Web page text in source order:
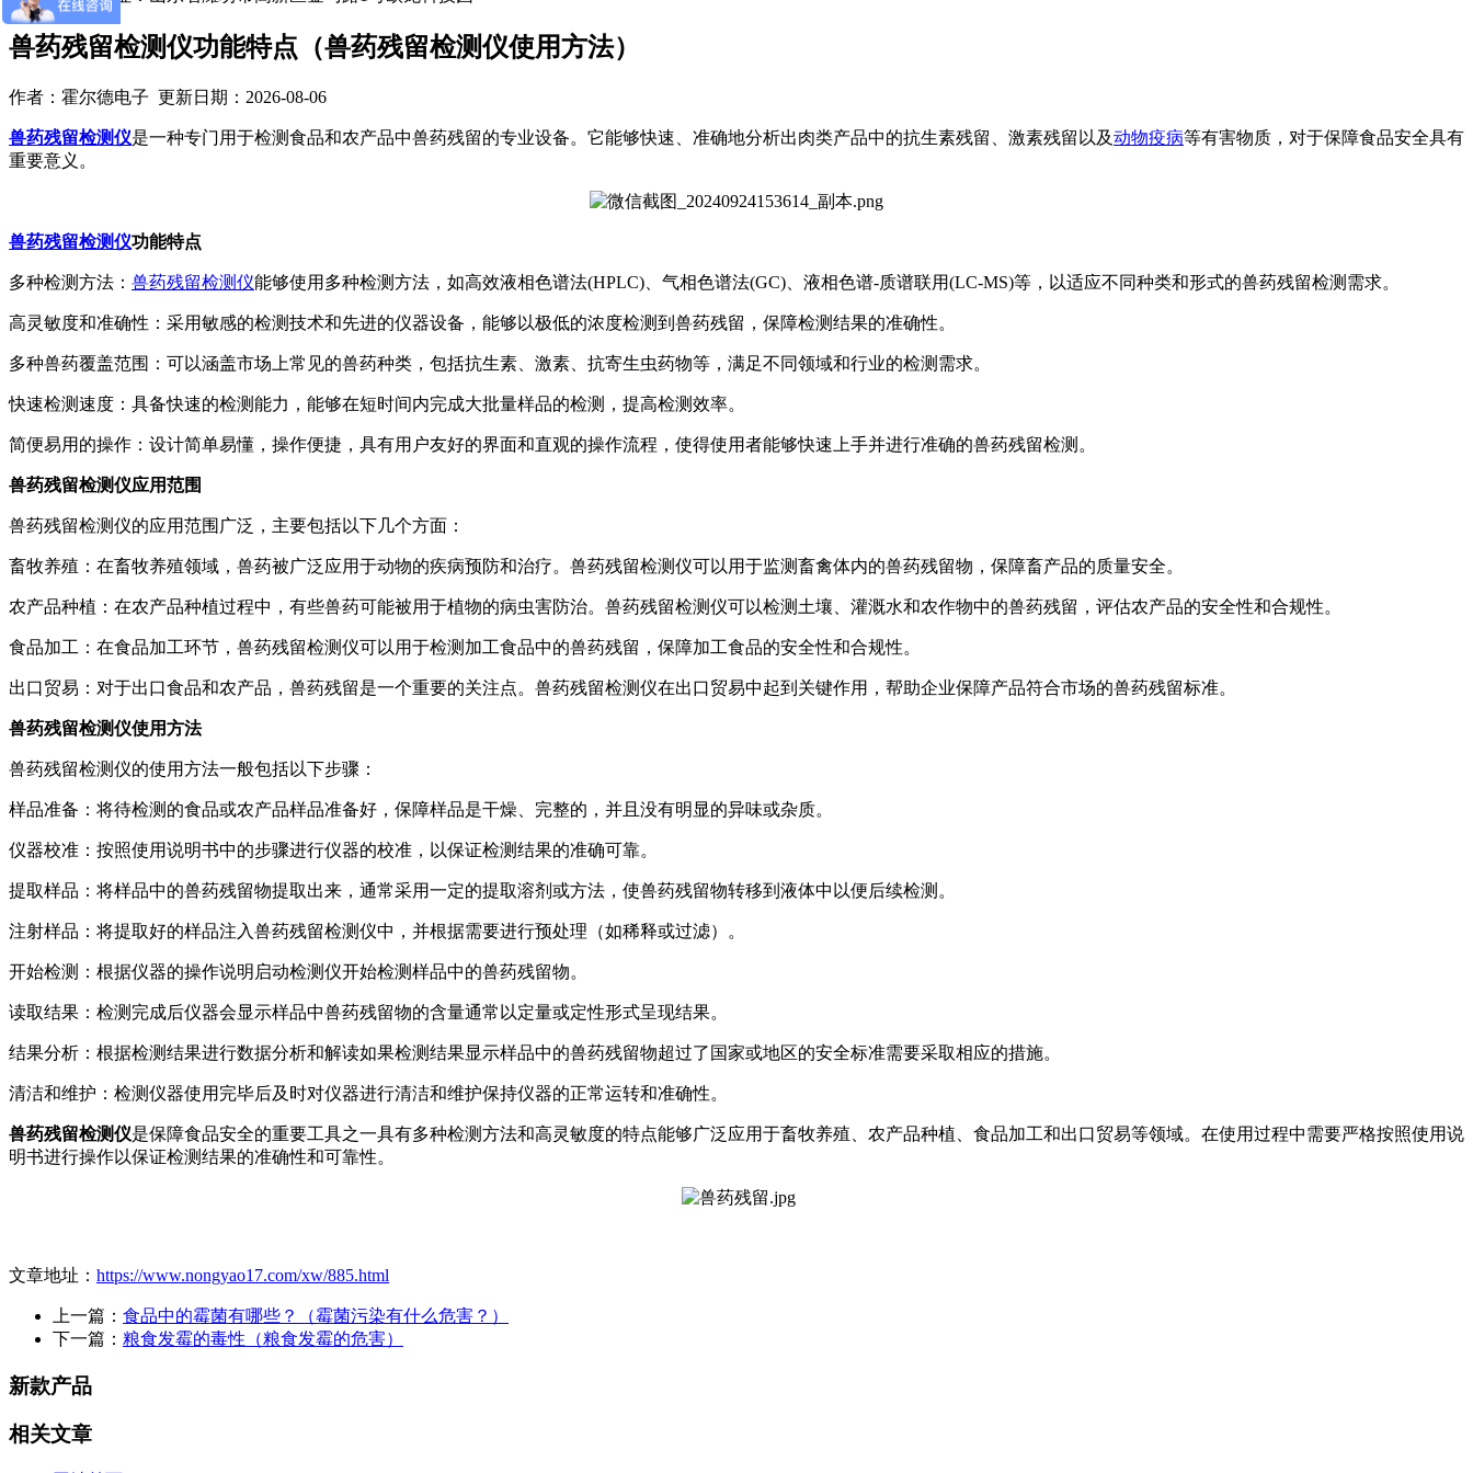
兽药残留检测仪功能特点（兽药残留检测仪使用方法）
作者：霍尔德电子 更新日期：2026-08-06
兽药残留检测仪是一种专门用于检测食品和农产品中兽药残留的专业设备。它能够快速、准确地分析出肉类产品中的抗生素残留、激素残留以及动物疫病等有害物质，对于保障食品安全具有
重要意义。
兽药残留检测仪功能特点
多种检测方法： 兽药残留检测仪能够使用多种检测方法，如高效液相色谱法(HPLC)、气相色谱法(GC)、液相色谱-质谱联用(LC-MS)等，以适应不同种类和形式的兽药残留检测需求。
高灵敏度和准确性：采用敏感的检测技术和先进的仪器设备，能够以极低的浓度检测到兽药残留，保障检测结果的准确性。
多种兽药覆盖范围：可以涵盖市场上常见的兽药种类，包括抗生素、激素、抗寄生虫药物等，满足不同领域和行业的检测需求。
快速检测速度：具备快速的检测能力，能够在短时间内完成大批量样品的检测，提高检测效率。
简便易用的操作：设计简单易懂，操作便捷，具有用户友好的界面和直观的操作流程，使得使用者能够快速上手并进行准确的兽药残留检测。
兽药残留检测仪应用范围
兽药残留检测仪的应用范围广泛，主要包括以下几个方面：
畜牧养殖：在畜牧养殖领域，兽药被广泛应用于动物的疾病预防和治疗。兽药残留检测仪可以用于监测畜禽体内的兽药残留物，保障畜产品的质量安全。
农产品种植：在农产品种植过程中，有些兽药可能被用于植物的病虫害防治。兽药残留检测仪可以检测土壤、灌溉水和农作物中的兽药残留，评估农产品的安全性和合规性。
食品加工：在食品加工环节，兽药残留检测仪可以用于检测加工食品中的兽药残留，保障加工食品的安全性和合规性。
出口贸易：对于出口食品和农产品，兽药残留是一个重要的关注点。兽药残留检测仪在出口贸易中起到关键作用，帮助企业保障产品符合市场的兽药残留标准。
兽药残留检测仪使用方法
兽药残留检测仪的使用方法一般包括以下步骤：
样品准备：将待检测的食品或农产品样品准备好，保障样品是干燥、完整的，并且没有明显的异味或杂质。
仪器校准：按照使用说明书中的步骤进行仪器的校准，以保证检测结果的准确可靠。
提取样品：将样品中的兽药残留物提取出来，通常采用一定的提取溶剂或方法，使兽药残留物转移到液体中以便后续检测。
注射样品：将提取好的样品注入兽药残留检测仪中，并根据需要进行预处理（如稀释或过滤）。
开始检测：根据仪器的操作说明启动检测仪开始检测样品中的兽药残留物。
读取结果：检测完成后仪器会显示样品中兽药残留物的含量通常以定量或定性形式呈现结果。
结果分析：根据检测结果进行数据分析和解读如果检测结果显示样品中的兽药残留物超过了国家或地区的安全标准需要采取相应的措施。
清洁和维护：检测仪器使用完毕后及时对仪器进行清洁和维护保持仪器的正常运转和准确性。
兽药残留检测仪是保障食品安全的重要工具之一具有多种检测方法和高灵敏度的特点能够广泛应用于畜牧养殖、农产品种植、食品加工和出口贸易等领域。在使用过程中需要严格按照使用说
明书进行操作以保证检测结果的准确性和可靠性。
文章地址： https://www.nongyao17.com/xw/885.html
上一篇： 食品中的霉菌有哪些？（霉菌污染有什么危害？）
下一篇： 粮食发霉的毒性（粮食发霉的危害）
新款产品
相关文章